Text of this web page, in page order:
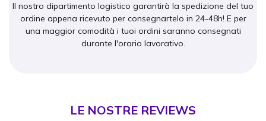
Il nostro dipartimento logistico garantirà la spedizione del tuo
ordine appena ricevuto per consegnartelo in 24-48h! E per
una maggior comodità i tuoi ordini saranno consegnati
durante l'orario lavorativo.
LE NOSTRE REVIEWS